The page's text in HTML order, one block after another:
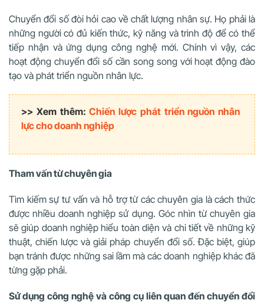
Chuyển đổi số đòi hỏi cao về chất lượng nhân sự. Họ phải là
những người có đủ kiến thức, kỹ năng và trình độ để có thể
tiếp nhận và ứng dụng công nghệ mới. Chính vì vậy, các
hoạt động chuyển đổi số cần song song với hoạt động đào
tạo và phát triển nguồn nhân lực.
>> Xem thêm:Chiến lược phát triển nguồn nhân
lực cho doanh nghiệp
Tham vấn từ chuyên gia
Tìm kiếm sự tư vấn và hỗ trợ từ các chuyên gia là cách thức
được nhiều doanh nghiệp sử dụng. Góc nhìn từ chuyên gia
sẽ giúp doanh nghiệp hiểu toàn diện và chi tiết về những kỹ
thuật, chiến lược và giải pháp chuyển đổi số. Đặc biệt, giúp
bạn tránh được những sai lầm mà các doanh nghiệp khác đã
từng gặp phải.
Sử dụng công nghệ và công cụ liên quan đến chuyển đổi